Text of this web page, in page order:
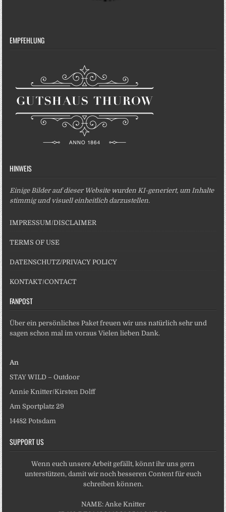
EMPFEHLUNG
HINWEIS
Einige Bilder auf dieser Website wurden KI-generiert, um Inhalte
stimmig und visuell einheitlich darzustellen.
IMPRESSUM/DISCLAIMER
TERMS OF USE
DATENSCHUTZ/PRIVACY POLICY
KONTAKT/CONTACT
FANPOST
Über ein persönliches Paket freuen wir uns natürlich sehr und
sagen schon mal im voraus Vielen lieben Dank.
An
STAY WILD – Outdoor
Annie Knitter/Kirsten Dolff
Am Sportplatz 29
14482 Potsdam
SUPPORT US
Wenn euch unsere Arbeit gefällt, könnt ihr uns gern
unterstützen, damit wir noch besseren Content für euch
schreiben können.
NAME: Anke Knitter